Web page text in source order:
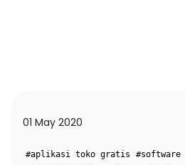
01 May 2020
#aplikasi toko gratis